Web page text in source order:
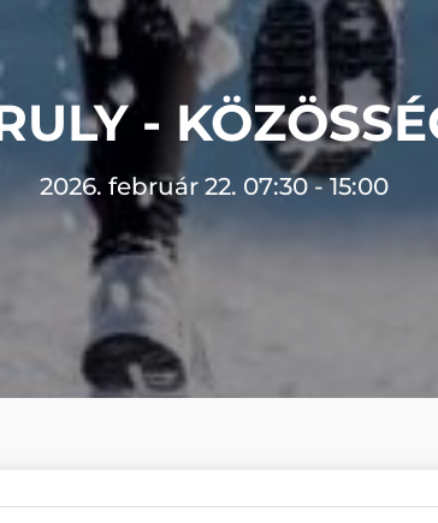
-
2026. február 22. 07:30 - 15:00